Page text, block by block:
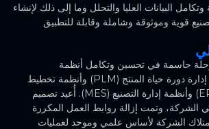
وتكامل البيانات العليا والتحلل وما إلى ذلك لإنشاء
قوية وموثوقة وشاملة وقابلة للتطبيق
حاسمة في تحسين وتكامل أنظمة
المعلومات، مثل نظام إدارة دورة حياة المنتج (PLM) وأنظمة تخطيط
موارد المؤسسات (ERP) وأنظمة إدارة التصنيع (MES). أُعيد تصميم
وتمت إزالة روابط العمل المكررة
الشركة لأساس علمي وموحد لعمليات